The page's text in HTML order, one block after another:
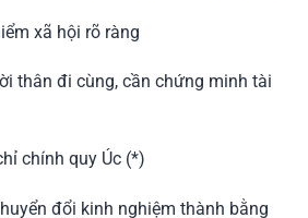
xã hội rõ ràng
thân đi cùng, cần chứng minh tài
chính quy Úc (*)
đổi kinh nghiệm thành bằng